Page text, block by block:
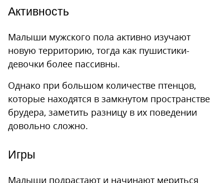
Активность
Малыши мужского пола активно изучают
новую территорию, тогда как пушистики-
девочки более пассивны.
Однако при большом количестве птенцов,
которые находятся в замкнутом пространстве
брудера, заметить разницу в их поведении
довольно сложно.
Игры
Малыши подрастают и начинают мериться